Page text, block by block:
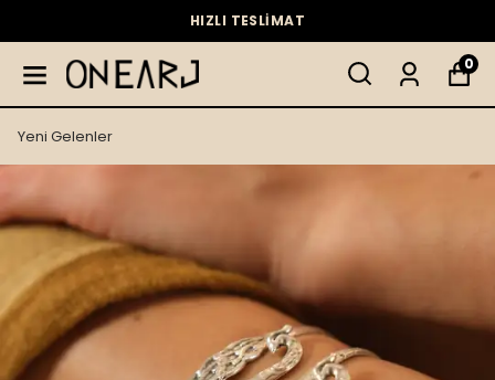
HIZLI TESLİMAT
0
Yeni Gelenler